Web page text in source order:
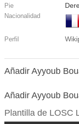
Pie
Nacionalidad
Perfil
Añadir Ayyoub
Añadir Ayyoub
Plantilla de LOSC